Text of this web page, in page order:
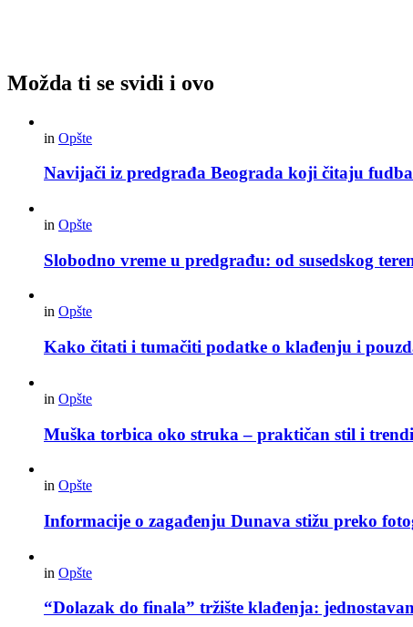
Možda ti se svidi i ovo
in Opšte
Navijači iz predgrađa Beograda koji čitaju
in Opšte
Slobodno vreme u predgrađu: od susedskog
in Opšte
Kako čitati i tumačiti podatke o klađenju i
in Opšte
Muška torbica oko struka – praktičan stil i
in Opšte
Informacije o zagađenju Dunava stižu preko
in Opšte
“Dolazak do finala” tržište klađenja: